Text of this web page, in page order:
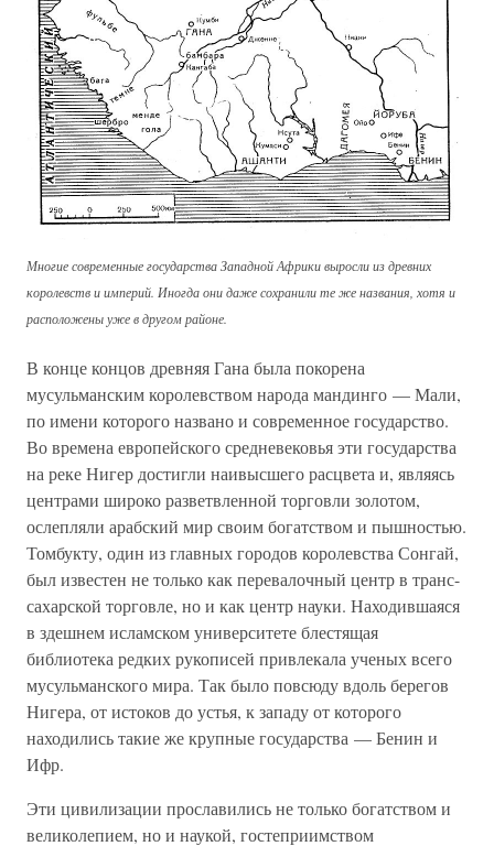
Многие современные государства Западной Африки выросли из древних
королевств и империй. Иногда они даже сохранили те же названия, хотя и
расположены уже в другом районе.
В конце концов древняя Гана была покорена
мусульманским королевством народа мандинго — Мали,
по имени которого названо и современное государство.
Во времена европейского средневековья эти государства
на реке Нигер достигли наивысшего расцвета и, являясь
центрами широко разветвленной торговли золотом,
ослепляли арабский мир своим богатством и пышностью.
Томбукту, один из главных городов королевства Сонгай,
был известен не только как перевалочный центр в транс-
сахарской торговле, но и как центр науки. Находившаяся
в здешнем исламском университете блестящая
библиотека редких рукописей привлекала ученых всего
мусульманского мира. Так было повсюду вдоль берегов
Нигера, от истоков до устья, к западу от которого
находились такие же крупные государства — Бенин и
Ифр.
Эти цивилизации прославились не только богатством и
великолепием, но и наукой, гостеприимством